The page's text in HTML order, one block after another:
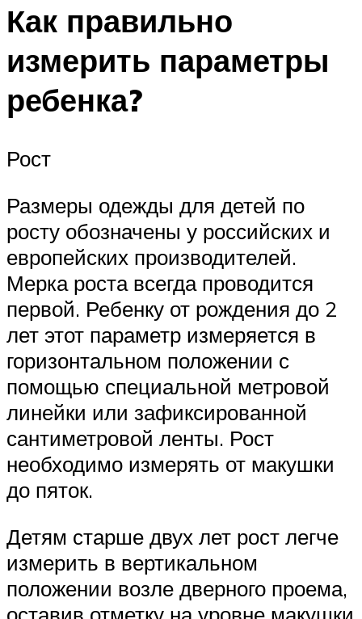
Как правильно
измерить параметры
ребенка?
Рост
Размеры одежды для детей по
росту обозначены у российских и
европейских производителей.
Мерка роста всегда проводится
первой. Ребенку от рождения до 2
лет этот параметр измеряется в
горизонтальном положении с
помощью специальной метровой
линейки или зафиксированной
сантиметровой ленты. Рост
необходимо измерять от макушки
до пяток.
Детям старше двух лет рост легче
измерить в вертикальном
положении возле дверного проема,
оставив отметку на уровне макушки